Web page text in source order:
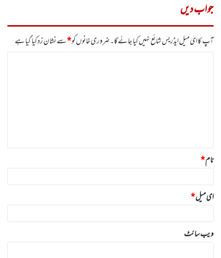
جواب دیں
آپ کا ای میل ایڈریس شائع نہیں کیا جائے گا۔ضروری خانوں کو*سے نشان زد کیا گیا ہے
نام*
ای میل*
ویب‌ سائٹ